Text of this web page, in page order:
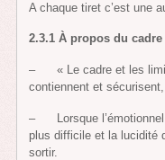
A chaque tiret c’est une
2.3.1 À propos du cadre
– « Le cadre et les
contiennent et
– Lorsque l’émotionnel
plus difficile et la lucidité
sortir.